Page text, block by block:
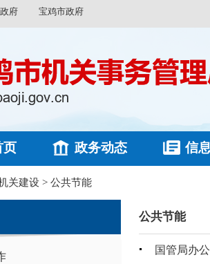
府 宝鸡市政府
页 政务动态 信
关建设 > 公共节能
公共节能
国管局办